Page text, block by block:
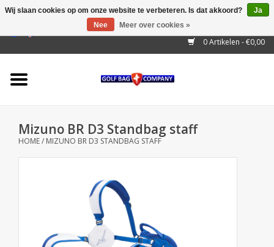
USD/AUD
0 Artikelen - €0,00
Home
Outlet!
Stand Bags
Mizuno BR D3 Standbag staff
HOME/ MIZUNO BR D3 STANDBAG STAFF
Wij slaan cookies op om onze website te verbeteren. Is dat akkoord?
Ja
Nee
Meer over cookies »